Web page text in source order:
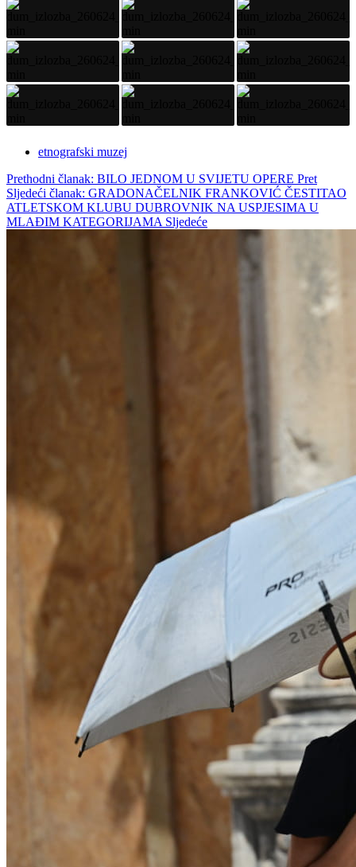
etnografski muzej
Prethodni članak: BILO JEDNOM U SVIJETU OPERE Pret
Sljedeći članak: GRADONAČELNIK FRANKOVIĆ ČESTITAO
ATLETSKOM KLUBU DUBROVNIK NA USPJESIMA U
MLAĐIM KATEGORIJAMA Sljedeće